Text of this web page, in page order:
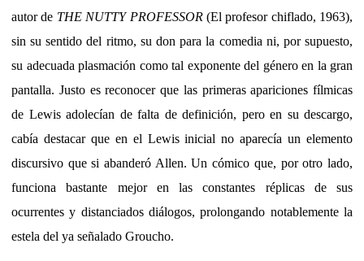
autor de THE NUTTY PROFESSOR(El profesor chiflado, 1963),
sin su sentido del ritmo, su don para la comedia ni, por supuesto,
su adecuada plasmación como tal exponente del género en la gran
pantalla. Justo es reconocer que las primeras apariciones fílmicas
de Lewis adolecían de falta de definición, pero en su descargo,
cabía destacar que en el Lewis inicial no aparecía un elemento
discursivo que si abanderó Allen. Un cómico que, por otro lado,
funciona bastante mejor en las constantes réplicas de sus
ocurrentes y distanciados diálogos, prolongando notablemente la
estela del ya señalado Groucho.